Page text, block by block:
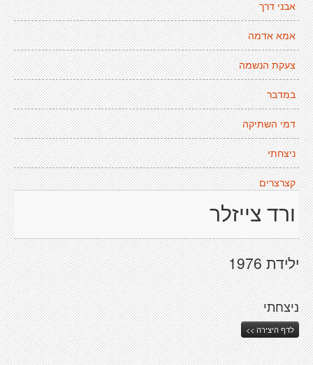
אבני דרך
אמא אדמה
צעקת הנשמה
במדבר
דמי השתיקה
ניצחתי
קצרצרים
ורד צייזלר
ילידת 1976
ניצחתי
לדף היצירה >>